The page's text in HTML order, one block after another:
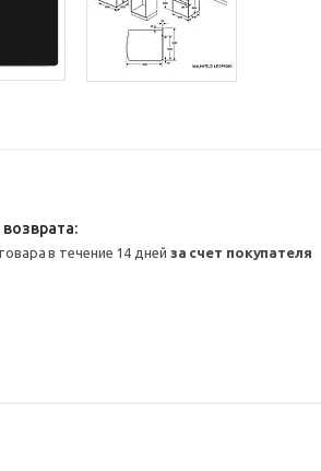
в течение 14 дней за счет покупателя